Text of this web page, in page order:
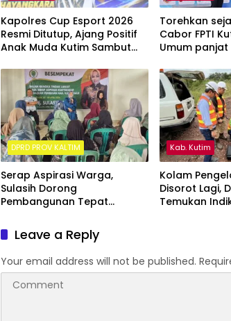
Kapolres Cup Esport 2026
Resmi Ditutup, Ajang Positif
Anak Muda Kutim Sambut
Torehkan
Cabor FPTI
Umum panjat
DPRD PROV KALTIM
Serap Aspirasi Warga,
Sulasih Dorong
Pembangunan Tepat
Kab. Kutim
Kolam
Disorot Lagi,
Temukan
Leave a Reply
Your email address will not be published.